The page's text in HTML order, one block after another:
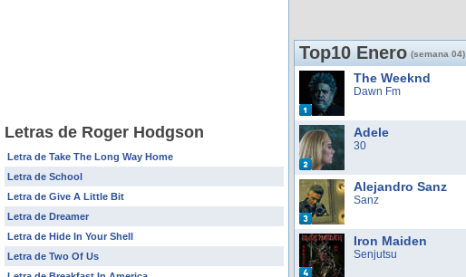
Letras de Roger Hodgson
Letra de Take The Long Way Home
Letra de School
Letra de Give A Little Bit
Letra de Dreamer
Letra de Hide In Your Shell
Letra de Two Of Us
Top10 Enero (semana 04)
The Weeknd
Dawn Fm
Adele
30
Alejandro Sanz
Sanz
Iron Maiden
Senjutsu